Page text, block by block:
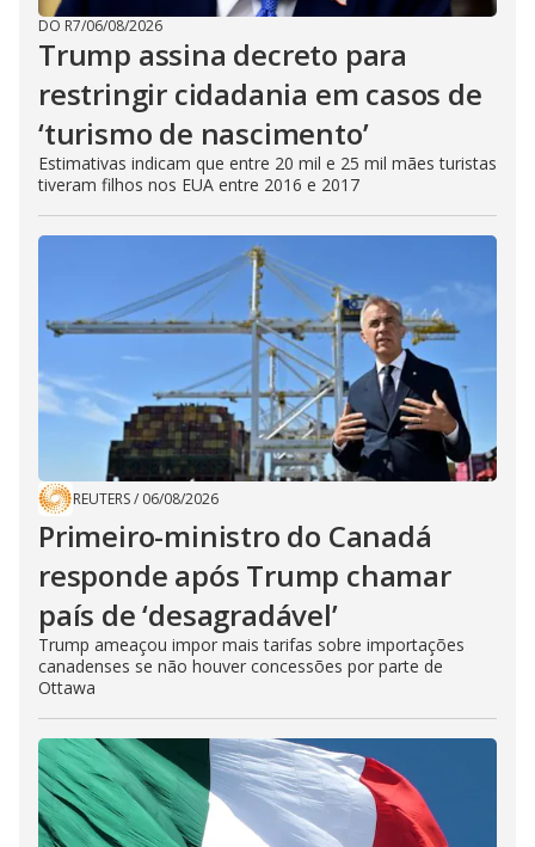
DO R7/06/08/2026
Trump assina decreto para
restringir cidadania em casos de
‘turismo de nascimento’
Estimativas indicam que entre 20 mil e 25 mil mães turistas
tiveram filhos nos EUA entre 2016 e 2017
REUTERS/ 06/08/2026
Primeiro-ministro do Canadá
responde após Trump chamar
país de ‘desagradável’
Trump ameaçou impor mais tarifas sobre importações
canadenses se não houver concessões por parte de
Ottawa